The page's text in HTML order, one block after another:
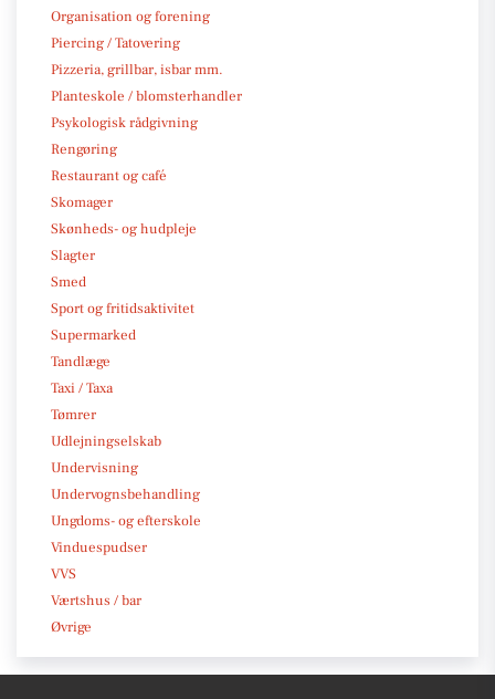
Organisation og forening
Piercing / Tatovering
Pizzeria, grillbar, isbar mm.
Planteskole / blomsterhandler
Psykologisk rådgivning
Rengøring
Restaurant og café
Skomager
Skønheds- og hudpleje
Slagter
Smed
Sport og fritidsaktivitet
Supermarked
Tandlæge
Taxi / Taxa
Tømrer
Udlejningselskab
Undervisning
Undervognsbehandling
Ungdoms- og efterskole
Vinduespudser
VVS
Værtshus / bar
Øvrige